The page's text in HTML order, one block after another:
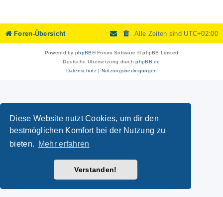
Diese Website nutzt Cookies, um dir den
bestmöglichen Komfort bei der Nutzung zu
bieten.
Mehr erfahren
Verstanden!
Foren-Übersicht Alle Zeiten sind UTC+02:00
Powered byphpBB® Forum Software © phpBB Limited
Deutsche Übersetzung durchphpBB.de
Datenschutz| Nutzungsbedingungen